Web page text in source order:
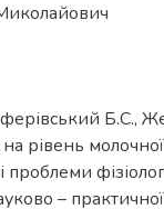
Б.С.,
на рівень
проблеми
–